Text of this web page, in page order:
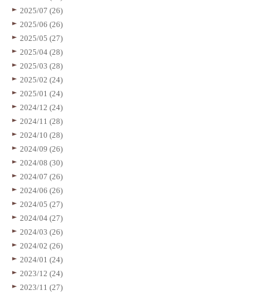
2025/07 (26)
2025/06 (26)
2025/05 (27)
2025/04 (28)
2025/03 (28)
2025/02 (24)
2025/01 (24)
2024/12 (24)
2024/11 (28)
2024/10 (28)
2024/09 (26)
2024/08 (30)
2024/07 (26)
2024/06 (26)
2024/05 (27)
2024/04 (27)
2024/03 (26)
2024/02 (26)
2024/01 (24)
2023/12 (24)
2023/11 (27)